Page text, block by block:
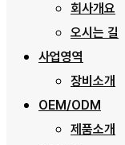
회사개요
오시는 길
사업영역
장비소개
OEM/ODM
제품소개